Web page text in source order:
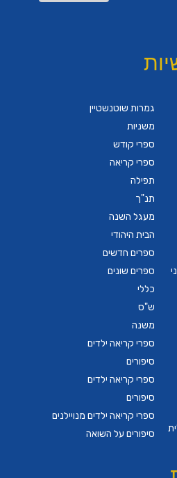
גמרות שוטנשטיין
משניות
ספרי קודש
ספרי קריאה
תפילה
תנ"ך
מעגל השנה
הבית היהודי
ספרים חדשים
ספרים שונים
כללי
ש"ס
משנה
ספרי קריאה ילדים
סיפורים
ספרי קריאה ילדים
סיפורים
ספרי קריאה ילדים מנויילנים
סיפורים על השואה